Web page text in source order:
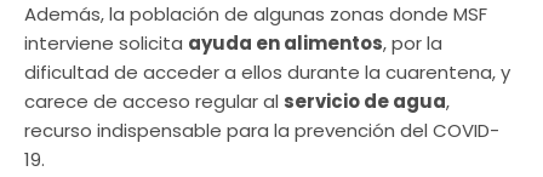
Además, la población de algunas zonas donde MSF
interviene solicita ayuda en alimentos, por la
dificultad de acceder a ellos durante la cuarentena, y
carece de acceso regular al servicio de agua,
recurso indispensable para la prevención del COVID-
19.